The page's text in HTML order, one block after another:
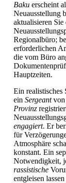
Baku erscheint
Neuausstellung
aktualisieren Sie
Regionalbüro;
erforderlichen
die vom Büro
Hauptzeiten.
Ein realistisches
ein Sergeantvon
Provinz
engagiert. Er
für
Atmosphäre
konstant. Ein
Notwendigkeit,
rassistische
entgleisen